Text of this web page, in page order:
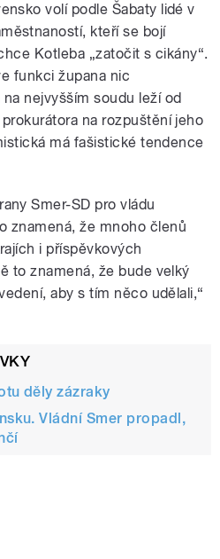
volí podle Šabaty lidé v
kteří se bojí
Kotleba „zatočit s cikány“.
funkci župana nic
nejvyšším soudu leží od
na rozpuštění jeho
má fašistické tendence
Smer-SD pro vládu
znamená, že mnoho členů
i příspěvkových
to znamená, že bude velký
aby s tím něco udělali,“
děly zázraky
Vládní Smer propadl,